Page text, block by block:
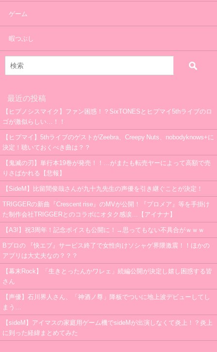
ゲーム
暇つぶし
最近の投稿
【ヒプノシスマイク】ファン困惑！？SixTONESとヒプマイ5thライブのロ
ゴが激似らしい…！！
【ヒプマイ】5thライブのゲストがZeebra、Creepy Nuts、nobodyknows+に
決定！聴いておくべき曲は？？
【鬼滅の刃】単行本19巻が発売！！…がまたも転売ヤーによって高額で売
りさばかれる【悲報】
【SideM】比留間俊哉さんが九十九先生の声優を引き継ぐことが決定！
TRIGGERの新曲『Crescent rise』のMVが公開！『プロメア』等を手掛け
た制作会社TRIGGERとのコラボにオタク感涙…【アイナナ】
【A3!】祝3周年！記念ボイスも公開に！→思ってもない不具合がｗｗｗ
Bプロの 『快エブ』サービス終了で女性向けソシャゲ界隈激震！！ほかの
アプリは大丈夫なの？？？
【幕末Rock】「生きとったんかワレェ」続編公開が決定し嬉し困惑する皆
さん
【声優】石川界人さん、「神酒ノ尊」降板でついに地上波デビューしてし
まう…
【sideM】アイマスの家庭用ゲーム機でsideMが出演しなくて炎上！？炎上
に到った経緯まとめてみた